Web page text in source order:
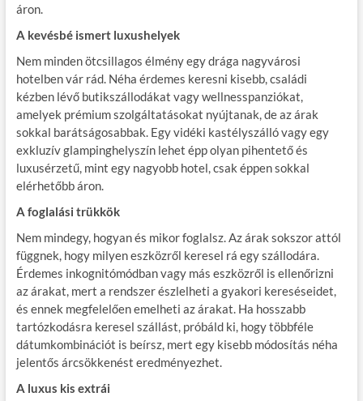
áron.
A kevésbé ismert luxushelyek
Nem minden ötcsillagos élmény egy drága nagyvárosi
hotelben vár rád. Néha érdemes keresni kisebb, családi
kézben lévő butikszállodákat vagy wellnesspanziókat,
amelyek prémium szolgáltatásokat nyújtanak, de az árak
sokkal barátságosabbak. Egy vidéki kastélyszálló vagy egy
exkluzív glampinghelyszín lehet épp olyan pihentető és
luxusérzetű, mint egy nagyobb hotel, csak éppen sokkal
elérhetőbb áron.
A foglalási trükkök
Nem mindegy, hogyan és mikor foglalsz. Az árak sokszor attól
függnek, hogy milyen eszközről keresel rá egy szállodára.
Érdemes inkognitómódban vagy más eszközről is ellenőrizni
az árakat, mert a rendszer észlelheti a gyakori kereséseidet,
és ennek megfelelően emelheti az árakat. Ha hosszabb
tartózkodásra keresel szállást, próbáld ki, hogy többféle
dátumkombinációt is beírsz, mert egy kisebb módosítás néha
jelentős árcsökkenést eredményezhet.
A luxus kis extrái